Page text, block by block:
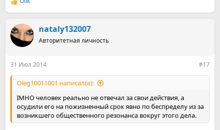
Р
е
к
ц
и
nataly132007
Авторитетная личность
31 Июл 2014 #17
Oleg10011001 написал(а):
IMHO человек реально не отвечал за свои действия, а
осудили его на пожизненный срок явно по беспределу из за
возникшего общественного резонанса вокруг этого дела.